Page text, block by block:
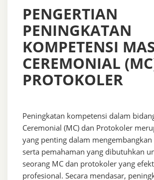
PENGERTIAN
PENINGKATAN
KOMPETENSI
CEREMONIAL
PROTOKOLER
Peningkatan kompetensi dalam
Ceremonial (MC) dan Protokoler
yang penting dalam
serta pemahaman yang dibutuhkan
seorang MC dan protokoler yang
profesional. Secara mendasar,